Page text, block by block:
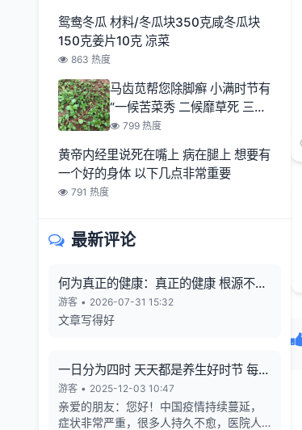
鸳鸯冬瓜 材料/冬瓜块350克咸冬瓜块
150克姜片10克 凉菜
863 热度
马齿苋帮您除脚癣 小满时节有
“一候苦菜秀 二候靡草死 三候
麦秋至
799 热度
黄帝内经里说死在嘴上 病在腿上 想要有
一个好的身体 以下几点非常重要
791 热度
最新评论
何为真正的健康：真正的健康 根源不在
向外寻觅
游客 • 2026-07-31 15:32
文章写得好
一日分为四时 天天都是养生好时节 每一
天的养生也有4个最关键的时段
游客 • 2025-12-03 10:47
亲爱的朋友：您好！中国疫情持续蔓延，
症状非常严重，很多人持久不愈，医院人